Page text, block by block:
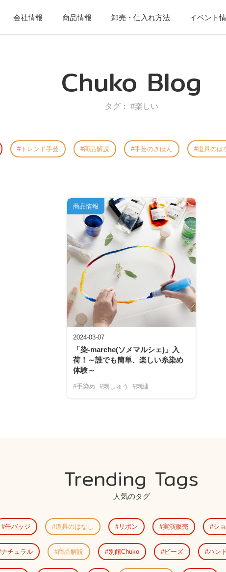
会社情報 商品情報 卸売・仕入れ方法 イベント
Chuko Blog
タグ： #楽しい
トレンド手芸 商品解説 手芸のきほん 道具のは
2024-03-07
「染-marche(ソメマルシェ)」入
荷！～誰でも簡単、楽しい糸染め
体験～
#手染め #刺しゅう #刺繍
商品情報
Trending Tags
人気のタグ
缶バッジ 道具のはなし リボン 実演販売 シ
ナチュラル 商品解説 別館Chuko ビーズ ハン